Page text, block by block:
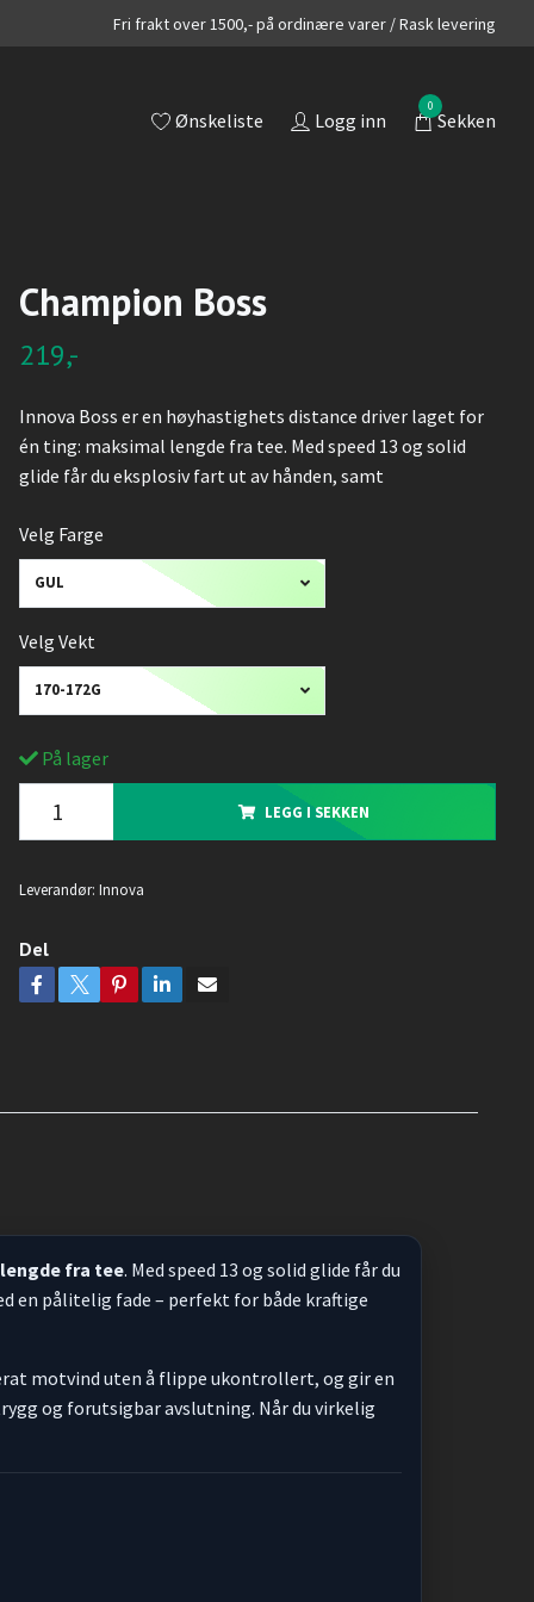
Fri frakt over 1500,- på ordinære varer / Rask levering
Ønskeliste Logg inn
0
Sekken
Champion Boss
219,-
Innova Boss er en høyhastighets distance driver laget for
én ting: maksimal lengde fra tee. Med speed 13 og solid
glide får du eksplosiv fart ut av hånden, samt
Velg Farge
GUL
Velg Vekt
170-172G
På lager
LEGG I SEKKEN
Leverandør: Innova
Del
fra tee. Med speed 13 og solid glide får du
en pålitelig fade – perfekt for både kraftige
motvind uten å flippe ukontrollert, og gir en
og forutsigbar avslutning. Når du virkelig